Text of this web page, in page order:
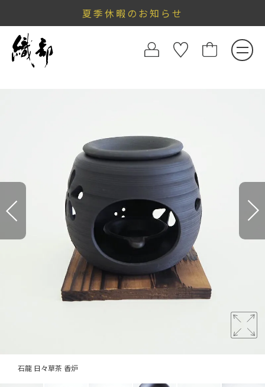
夏季休暇のお知らせ
石龍 日々草茶 香炉